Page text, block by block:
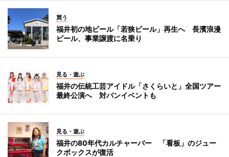
買う
福井初の地ビール「若狭ビール」再生へ 長濱浪漫
ビール、事業譲渡に名乗り
見る・遊ぶ
福井の伝統工芸アイドル「さくらいと」全国ツアー
最終公演へ 対バンイベントも
見る・遊ぶ
福井の80年代カルチャーバー 「看板」のジュー
クボックスが復活